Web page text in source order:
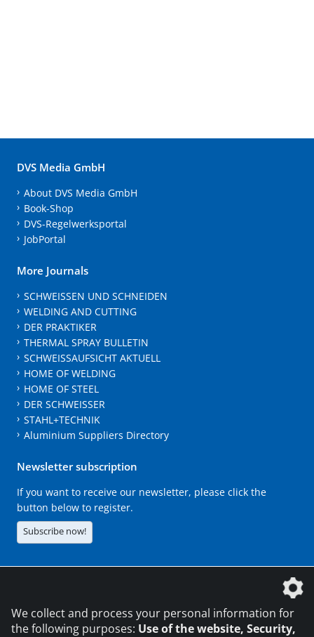
DVS Media GmbH
About DVS Media GmbH
Book-Shop
DVS-Regelwerksportal
JobPortal
More Journals
SCHWEISSEN UND SCHNEIDEN
WELDING AND CUTTING
DER PRAKTIKER
THERMAL SPRAY BULLETIN
SCHWEISSAUFSICHT AKTUELL
HOME OF WELDING
HOME OF STEEL
DER SCHWEISSER
STAHL+TECHNIK
Aluminium Suppliers Directory
Newsletter subscription
If you want to receive our newsletter, please click the
button below to register.
Subscribe now!
We collect and process your personal information for
the following purposes: Use of the website, Security,